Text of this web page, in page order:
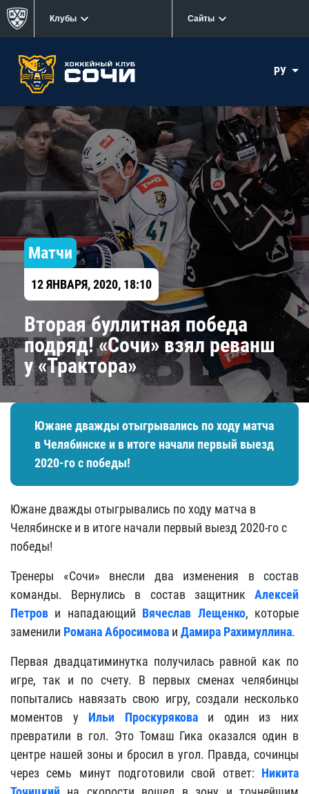
Клубы Сайты
РУ
Матчи
12 ЯНВАРЯ, 2020, 18:10
Вторая буллитная победа
подряд! «Сочи» взял реванш
у «Трактора»
Южане дважды отыгрывались по ходу матча
в Челябинске и в итоге начали первый выезд
2020-го с победы!
Южане дважды отыгрывались по ходу матча в
Челябинске и в итоге начали первый выезд 2020-го с
победы!
Тренеры «Сочи» внесли два изменения в состав
команды. Вернулись в состав защитник Алексей
Петров и нападающий Вячеслав Лещенко, которые
заменили Романа Абросимова и Дамира Рахимуллина.
Первая двадцатиминутка получилась равной как по
игре, так и по счету. В первых сменах челябинцы
попытались навязать свою игру, создали несколько
моментов у Ильи Проскуряковаи один из них
превратили в гол. Это Томаш Гика оказался один в
центре нашей зоны и бросил в угол. Правда, сочинцы
через семь минут подготовили свой ответ: Никита